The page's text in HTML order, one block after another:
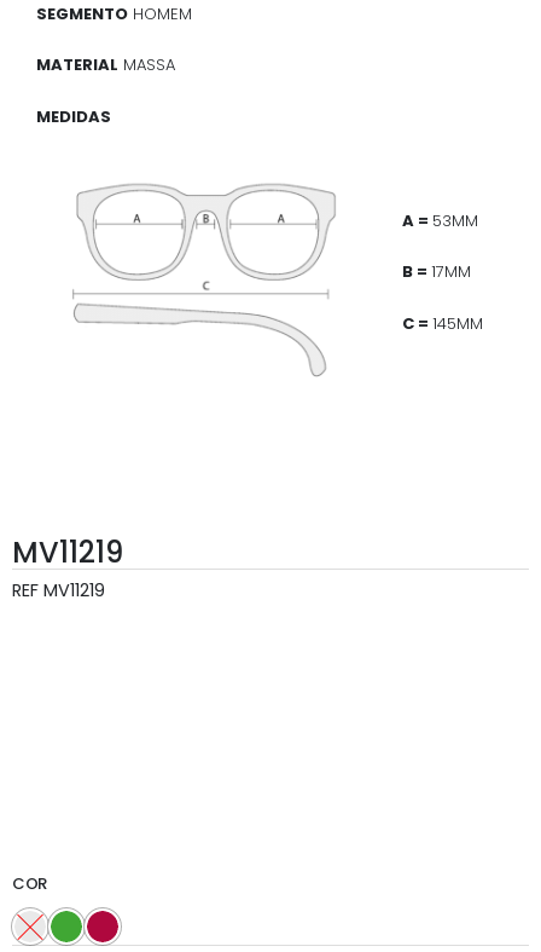
SEGMENTO HOMEM
MATERIAL MASSA
MEDIDAS
A = 53MM
B = 17MM
C = 145MM
MV11219
REF MV11219
COR